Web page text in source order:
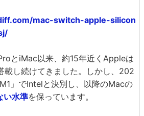
mac-switch-apple-silicon
とiMac以来、約15年近くAppleは
載し続けてきました。しかし、202
」でIntelと決別し、以降のMacの
い水準を保っています。